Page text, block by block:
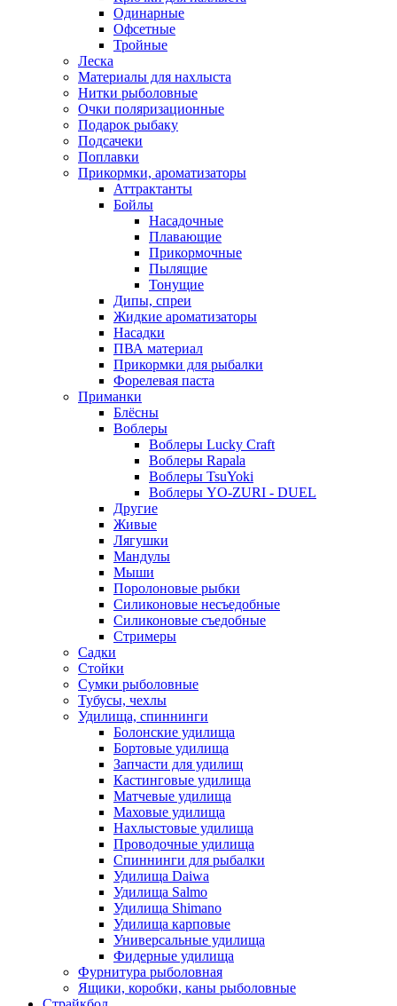
Одинарные
Офсетные
Тройные
Леска
Материалы для нахлыста
Нитки рыболовные
Очки поляризационные
Подарок рыбаку
Подсачеки
Поплавки
Прикормки, ароматизаторы
Аттрактанты
Бойлы
Насадочные
Плавающие
Прикормочные
Пылящие
Тонущие
Дипы, спреи
Жидкие ароматизаторы
Насадки
ПВА материал
Прикормки для рыбалки
Форелевая паста
Приманки
Блёсны
Воблеры
Воблеры Lucky Craft
Воблеры Rapala
Воблеры TsuYoki
Воблеры YO-ZURI - DUEL
Другие
Живые
Лягушки
Мандулы
Мыши
Поролоновые рыбки
Силиконовые несъедобные
Силиконовые съедобные
Стримеры
Садки
Стойки
Сумки рыболовные
Тубусы, чехлы
Удилища, спиннинги
Болонские удилища
Бортовые удилища
Запчасти для удилищ
Кастинговые удилища
Матчевые удилища
Маховые удилища
Нахлыстовые удилища
Проводочные удилища
Спиннинги для рыбалки
Удилища Daiwa
Удилища Salmo
Удилища Shimano
Удилища карповые
Универсальные удилища
Фидерные удилища
Фурнитура рыболовная
Ящики, коробки, каны рыболовные